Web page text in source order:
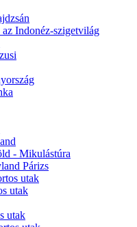
az Indonéz-szigetvilág
- Mikulástúra
Párizs
utak
utak
utak